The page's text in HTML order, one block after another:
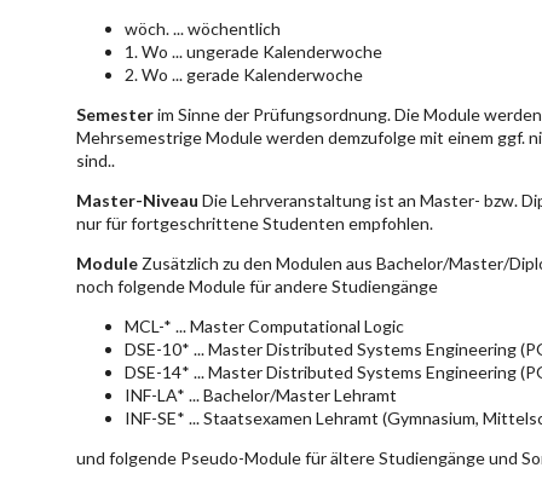
wöch. ... wöchentlich
1. Wo ... ungerade Kalenderwoche
2. Wo ... gerade Kalenderwoche
Semesterim Sinne der Prüfungsordnung. Die Module
Mehrsemestrige Module werden demzufolge mit einem ggf.
sind..
Master-Niveau Die Lehrveranstaltung ist an Master- bzw.
nur für fortgeschrittene Studenten empfohlen.
Module Zusätzlich zu den Modulen aus Bachelor/Master/
noch folgende Module für andere Studiengänge
MCL-* ... Master Computational Logic
DSE-10* ... Master Distributed Systems Engineering
DSE-14* ... Master Distributed Systems Engineering
INF-LA* ... Bachelor/Master Lehramt
INF-SE* ... Staatsexamen Lehramt (Gymnasium,
und folgende Pseudo-Module für ältere Studiengänge und